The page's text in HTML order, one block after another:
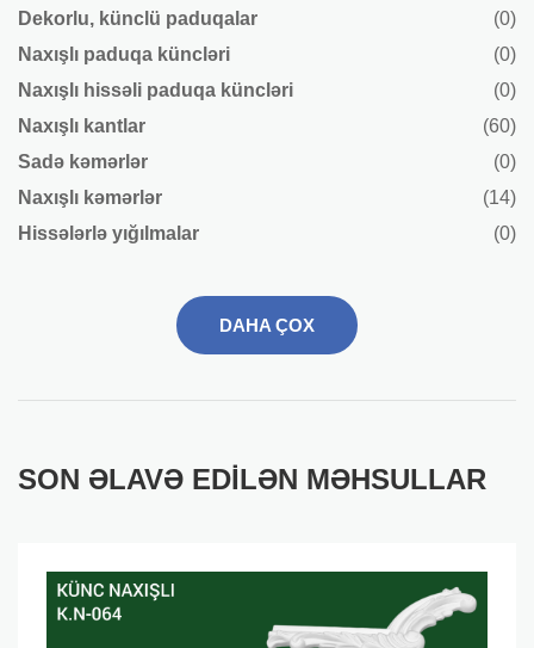
Dekorlu, künclü paduqalar
(0)
Naxışlı paduqa küncləri
(0)
Naxışlı hissəli paduqa küncləri
(0)
Naxışlı kantlar
(60)
Sadə kəmərlər
(0)
Naxışlı kəmərlər
(14)
Hissələrlə yığılmalar
(0)
DAHA ÇOX
SON ƏLAVƏ EDILƏN MƏHSULLAR